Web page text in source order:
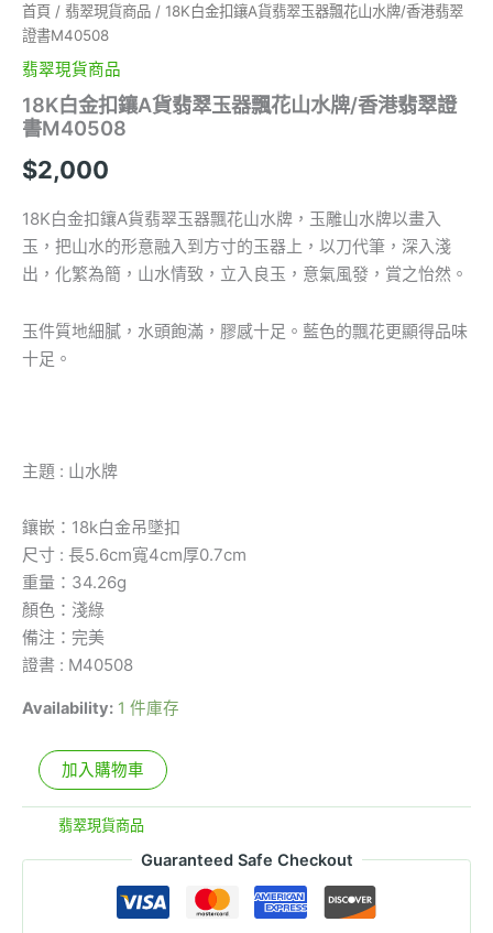
首頁 / 翡翠現貨商品 / 18K白金扣鑲A貨翡翠玉器飄花山水牌/香港翡翠
證書M40508
翡翠現貨商品
18K白金扣鑲A貨翡翠玉器飄花山水牌/香港翡翠證
書M40508
$2,000
18K白金扣鑲A貨翡翠玉器飄花山水牌，玉雕山水牌以畫入
玉，把山水的形意融入到方寸的玉器上，以刀代筆，深入淺
出，化繁為簡，山水情致，立入良玉，意氣風發，賞之怡然。
玉件質地細膩，水頭飽滿，膠感十足。藍色的飄花更顯得品味
十足。
主題 : 山水牌
鑲嵌：18k白金吊墜扣
尺寸 : 長5.6cm寬4cm厚0.7cm
重量：34.26g
顏色：淺綠
備注：完美
證書 : M40508
Availability: 1 件庫存
加入購物車
翡翠現貨商品
Guaranteed Safe Checkout